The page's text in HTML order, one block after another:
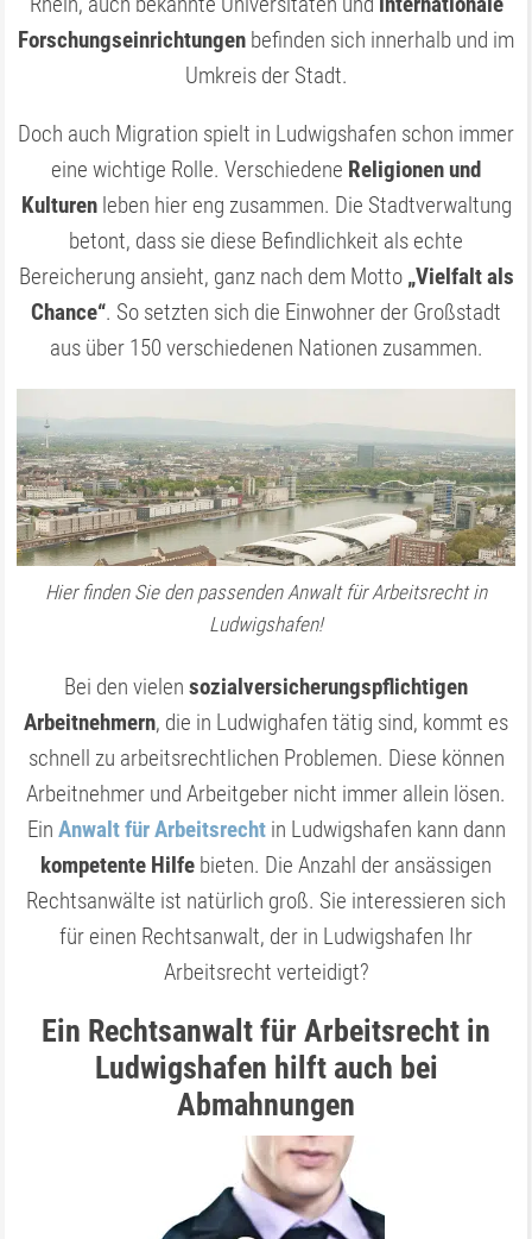
Forschungseinrichtungen befinden sich innerhalb und im
Umkreis der Stadt.
Doch auch Migration spielt in Ludwigshafen schon immer
eine wichtige Rolle. Verschiedene Religionen und
Kulturenleben hier eng zusammen. Die Stadtverwaltung
betont, dass sie diese Befindlichkeit als echte
Bereicherung ansieht, ganz nach dem Motto „Vielfalt als
Chance“. So setzten sich die Einwohner der Großstadt
aus über 150 verschiedenen Nationen zusammen.
Hier finden Sie den passenden Anwalt für Arbeitsrecht in
Ludwigshafen!
Bei den vielen sozialversicherungspflichtigen
Arbeitnehmern, die in Ludwighafen tätig sind, kommt es
schnell zu arbeitsrechtlichen Problemen. Diese können
Arbeitnehmer und Arbeit­geber nicht immer allein lösen.
Ein Anwalt für Arbeitsrechtin Ludwigshafen kann dann
kompetente Hilfe bieten. Die Anzahl der ansässigen
Rechtsanwälte ist natürlich groß. Sie interessie­ren sich
für einen Rechtsanwalt, der in Ludwigshafen Ihr
Arbeitsrecht verteidigt?
Ein Rechtsanwalt für Arbeitsrecht in
Ludwigshafen hilft auch bei
Abmahnungen